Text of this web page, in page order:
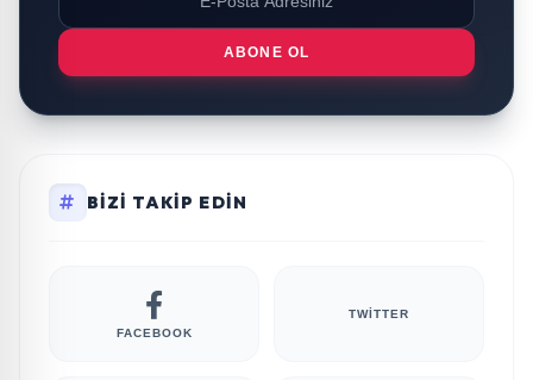
ABONE OL
BIZI TAKIP EDIN
FACEBOOK
TWITTER